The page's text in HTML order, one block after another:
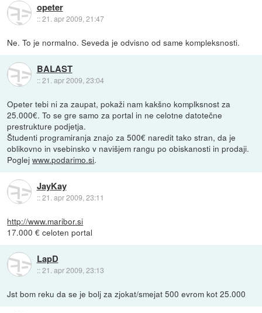
opeter
::21. apr 2009, 21:47
Ne. To je normalno. Seveda je odvisno od same kompleksnosti.
BALAST
::21. apr 2009, 23:04
Opeter tebi ni za zaupat, pokaži nam kakšno komplksnost za
25.000€. To se gre samo za portal in ne celotne datotečne
prestrukture podjetja.
Študenti programiranja znajo za 500€ naredit tako stran, da je
oblikovno in vsebinsko v navišjem rangu po obiskanosti in prodaji.
Poglejwww.podarimo.si.
JayKay
::21. apr 2009, 23:11
http://www.maribor.si
17.000 € celoten portal
LapD
::21. apr 2009, 23:13
Jst bom reku da se je bolj za zjokat/smejat 500 evrom kot 25.000